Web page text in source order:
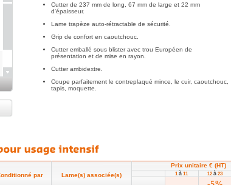
Cutter de 237 mm de long, 67 mm de large et 22 mm
d'épaisseur.
Lame trapèze auto-rétractable de sécurité.
Grip de confort en caoutchouc.
Cutter emballé sous blister avec trou Européen de
présentation et de mise en rayon.
Cutter ambidextre.
Coupe parfaitement le contreplaqué mince, le cuir, caoutchouc,
tapis, moquette.
par Lame(s) associée(s)
Prix unitaire € (HT)
1à 11 12à 23